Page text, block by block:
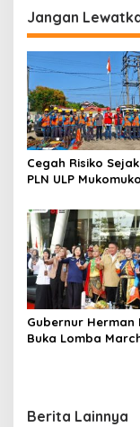
s
i
p
o
s
Jangan
Cegah Risiko
PLN ULP
secara Rutin
Gubernur Herman
Buka Lomba
Berita Lainnya